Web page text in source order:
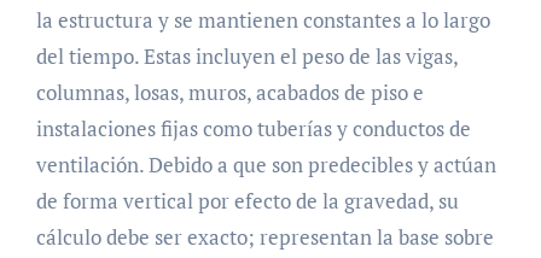
la estructura y se mantienen constantes a lo largo
del tiempo. Estas incluyen el peso de las vigas,
columnas, losas, muros, acabados de piso e
instalaciones fijas como tuberías y conductos de
ventilación. Debido a que son predecibles y actúan
de forma vertical por efecto de la gravedad, su
cálculo debe ser exacto; representan la base sobre